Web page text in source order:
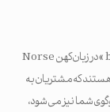
بخش نهایی استراتژی برندسازی شما دوباره به نام « brandr » در زبان کهن Norse
که مشتریان به
شما نیز می شود،